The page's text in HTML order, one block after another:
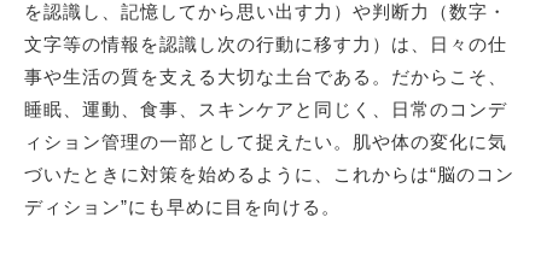
を認識し、記憶してから思い出す力）や判断力（数字・
文字等の情報を認識し次の行動に移す力）は、日々の仕
事や生活の質を支える大切な土台である。だからこそ、
睡眠、運動、食事、スキンケアと同じく、日常のコンデ
ィション管理の一部として捉えたい。肌や体の変化に気
づいたときに対策を始めるように、これからは“脳のコン
ディション”にも早めに目を向ける。